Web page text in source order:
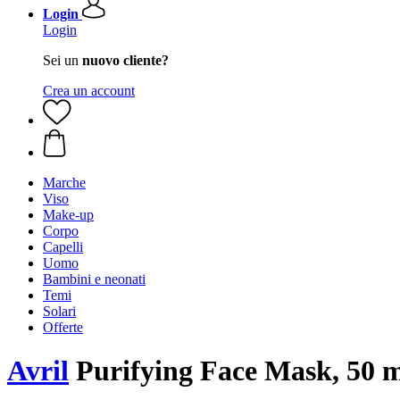
Login
Login
Sei un nuovo cliente?
Crea un account
Marche
Viso
Make-up
Corpo
Capelli
Uomo
Bambini e neonati
Temi
Solari
Offerte
Avril Purifying Face Mask, 50